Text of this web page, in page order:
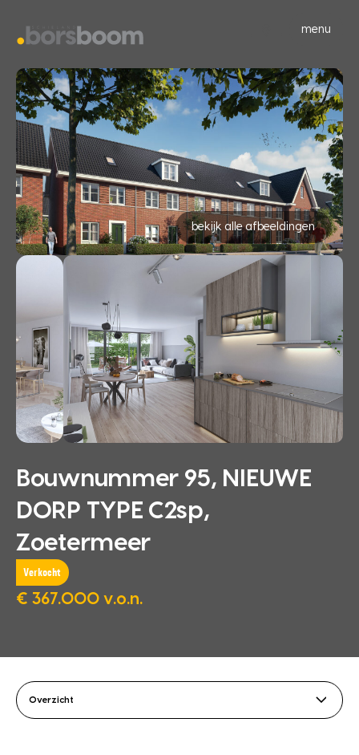
menu
bekijk alle afbeeldingen
Bouwnummer 95, NIEUWE
DORP TYPE C2sp,
Zoetermeer
Verkocht
€ 367.000 v.o.n.
Overzicht